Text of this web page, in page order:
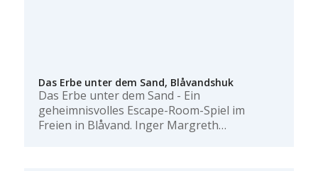
Das Erbe unter dem Sand, Blåvandshuk
Das Erbe unter dem Sand - Ein
geheimnisvolles Escape-Room-Spiel im
Freien in Blåvand. Inger Margreth…